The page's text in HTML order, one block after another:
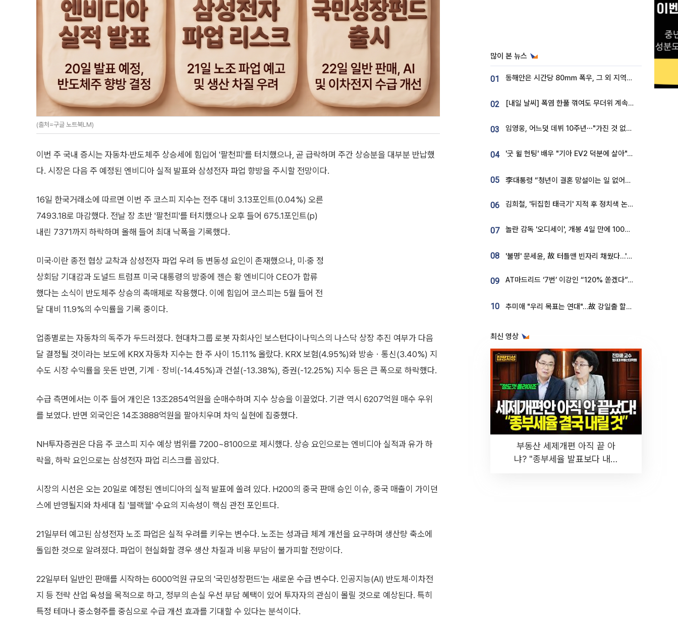
(출처=구글 노트북LM)
이번 주 국내 증시는 자동차·반도체주 상승세에 힘입어 '팔천피'를 터치했으나, 곧 급락하며 주간 상승분을 대부분 반납했
다. 시장은 다음 주 예정된 엔비디아 실적 발표와 삼성전자 파업 향방을 주시할 전망이다.
16일 한국거래소에 따르면 이번 주 코스피 지수는 전주 대비 3.13포인트(0.04%) 오른
7493.18로 마감했다. 전날 장 초반 '팔천피'를 터치했으나 오후 들어 675.1포인트(p)
내린 7371까지 하락하며 올해 들어 최대 낙폭을 기록했다.
미국·이란 종전 협상 교착과 삼성전자 파업 우려 등 변동성 요인이 존재했으나, 미·중 정
상회담 기대감과 도널드 트럼프 미국 대통령의 방중에 젠슨 황 엔비디아 CEO가 합류
했다는 소식이 반도체주 상승의 촉매제로 작용했다. 이에 힘입어 코스피는 5월 들어 전
달 대비 11.9%의 수익률을 기록 중이다.
업종별로는 자동차의 독주가 두드러졌다. 현대차그룹 로봇 자회사인 보스턴다이나믹스의 나스닥 상장 추진 여부가 다음
달 결정될 것이라는 보도에 KRX 자동차 지수는 한 주 사이 15.11% 올랐다. KRX 보험(4.95%)와 방송ㆍ통신(3.40%) 지
수도 시장 수익률을 웃돈 반면, 기계ㆍ장비(-14.45%)과 건설(-13.38%), 증권(-12.25%) 지수 등은 큰 폭으로 하락했다.
수급 측면에서는 이주 들어 개인은 13조2854억원을 순매수하며 지수 상승을 이끌었다. 기관 역시 6207억원 매수 우위
를 보였다. 반면 외국인은 14조3888억원을 팔아치우며 차익 실현에 집중했다.
NH투자증권은 다음 주 코스피 지수 예상 범위를 7200~8100으로 제시했다. 상승 요인으로는 엔비디아 실적과 유가 하
락을, 하락 요인으로는 삼성전자 파업 리스크를 꼽았다.
시장의 시선은 오는 20일로 예정된 엔비디아의 실적 발표에 쏠려 있다. H200의 중국 판매 승인 이슈, 중국 매출이 가이던
스에 반영될지와 차세대 칩 '블랙웰' 수요의 지속성이 핵심 관전 포인트다.
21일부터 예고된 삼성전자 노조 파업은 실적 우려를 키우는 변수다. 노조는 성과급 체계 개선을 요구하며 생산량 축소에
돌입한 것으로 알려졌다. 파업이 현실화할 경우 생산 차질과 비용 부담이 불가피할 전망이다.
22일부터 일반인 판매를 시작하는 6000억원 규모의 '국민성장펀드'는 새로운 수급 변수다. 인공지능(AI) 반도체·이차전
지 등 전략 산업 육성을 목적으로 하고, 정부의 손실 우선 부담 혜택이 있어 투자자의 관심이 몰릴 것으로 예상된다. 특히
특정 테마나 중소형주를 중심으로 수급 개선 효과를 기대할 수 있다는 분석이다.
많이 본 뉴스
01 동해안은 시간당 80㎜ 폭우, 그 외 지역은 폭염…‘극과 극 날씨’
02 [내일 날씨] 폭염 한풀 꺾여도 무더위 계속⋯동해안 이틀 연속 비
03 임영웅, 어느덧 데뷔 10주년⋯"가진 것 없던 시절, 내 앞엔 20명의 팬뿐"
04 '굿 윌 헌팅' 배우 "기아 EV2 덕분에 살아"…교통사고 후 안전성 극찬
05 李대통령 “청년이 결혼 망설이는 일 없어야...제도상 불이익 조사”
06 김희철, '뒤집힌 태극기' 지적 후 정치색 논란…"좌우 떠나 우리나라 국기"
07 놀란 감독 '오디세이', 개봉 4일 만에 100만 돌파⋯'왕사남' 보다 빠르다
08 '불명' 문세윤, 故 터틀맨 빈자리 채웠다…'거북이' 눈물의 최종 우승
09 AT마드리드 ‘7번’ 이강인 “120% 쏟겠다”⋯시메오네 감독 “필요한 선수”
10 추미애 "우리 목표는 연대"…故 강일출 할머니 흉상 제막
최신 영상
부동산 세제개편 아직 끝 아
냐? "종부세율 발표보다 내릴